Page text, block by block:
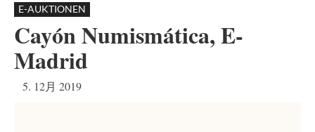
E-AUKTIONEN
Cayón Numismática, E-
Madrid
5. 12月 2019